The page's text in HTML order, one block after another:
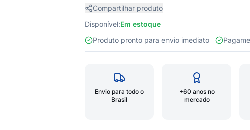
Compartilhar produto
Disponível:Em estoque
Produto pronto para envio imediato
Envio para todo o
Brasil
+60 anos no
mercado